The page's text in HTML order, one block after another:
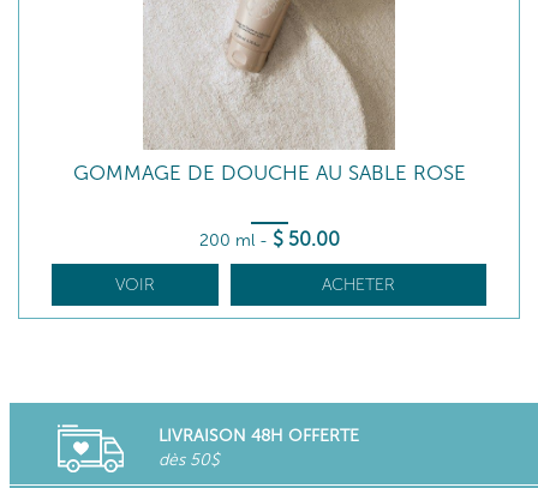
GOMMAGE DE DOUCHE AU SABLE ROSE
200 ml - $ 50.00
VOIR ACHETER
LIVRAISON 48H OFFERTE
dès 50$